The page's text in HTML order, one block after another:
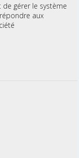
gérer le système
aux